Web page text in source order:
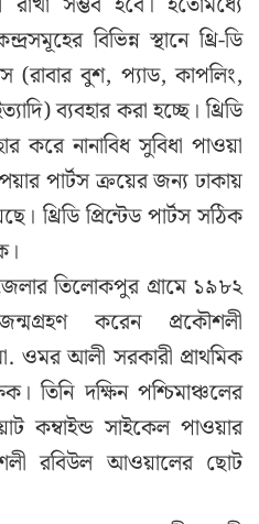
বিভিন্ন স্থানে থ্রি-ডি
(রাবার বুশ, প্যাড, কাপলিং,
ব্যবহার করা হচ্ছে। থ্রিডি
করে নানাবিধ সুবিধা পাওয়া
পার্টস ক্রয়ের জন্য ঢাকায়
থ্রিডি প্রিন্টেড পার্টস সঠিক
তিলোকপুর গ্রামে ১৯৮২
করেন প্রকৌশলী
ওমর আলী সরকারী প্রাথমিক
তিনি দক্ষিন পশ্চিমাঞ্চলের
কম্বাইন্ড সাইকেল পাওয়ার
রবিউল আওয়ালের ছোট